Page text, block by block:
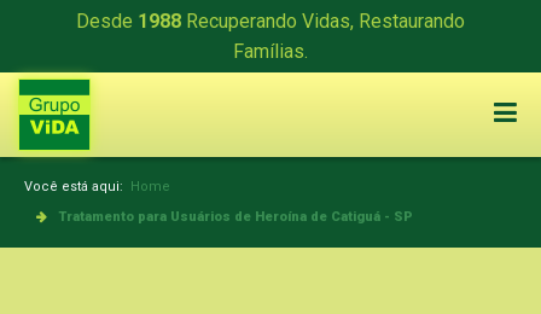
Desde 1988 Recuperando Vidas, Restaurando
Famílias.
Você está aqui: Home
Tratamento para Usuários de Heroína de Catiguá - SP